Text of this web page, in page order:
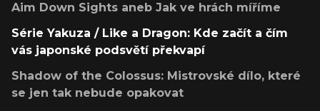
Aim Down Sights aneb Jak ve hrách míříme
Série Yakuza / Like a Dragon: Kde začít a čím
vás japonské podsvětí překvapí
Shadow of the Colossus: Mistrovské dílo, které
se jen tak nebude opakovat